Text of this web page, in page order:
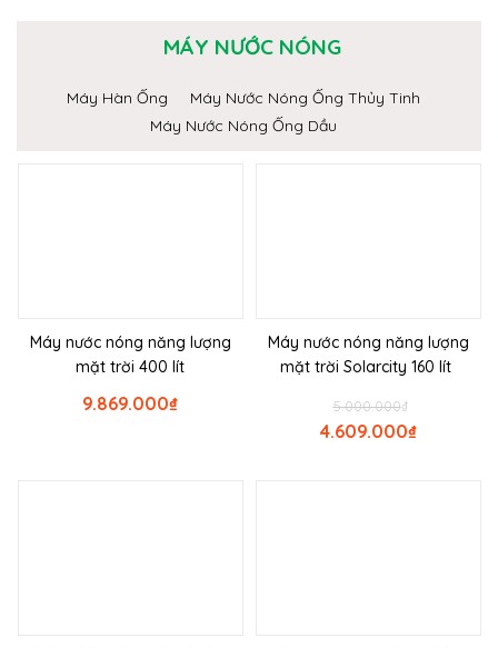
MÁY NƯỚC NÓNG
Máy Hàn Ống
Máy Nước Nóng Ống Thủy Tinh
Máy Nước Nóng Ống Dầu
Máy nước nóng năng lượng
mặt trời 400 lít
₫
9.869.000
Máy nước nóng năng lượng
mặt trời Solarcity 160 lít
₫
5.000.000
₫
4.609.000